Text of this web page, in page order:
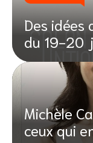
Des idées
du 19-20
Michèle
ceux qui